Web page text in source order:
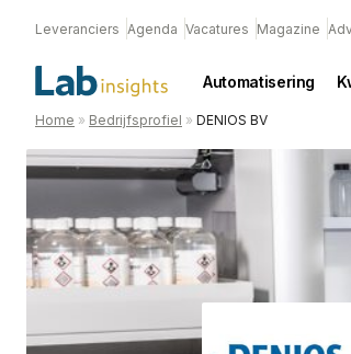
Leveranciers Agenda Vacatures Magazine
Automatisering
Home » Bedrijfsprofiel » DENIOS BV